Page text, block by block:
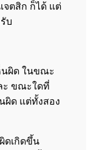
จตสิก ก็ได้ แต่
บ
นผิด ในขณะ
ะ ขณะใดที่
ผิด แต่ทั้งสอง
ดเกิดขึ้น